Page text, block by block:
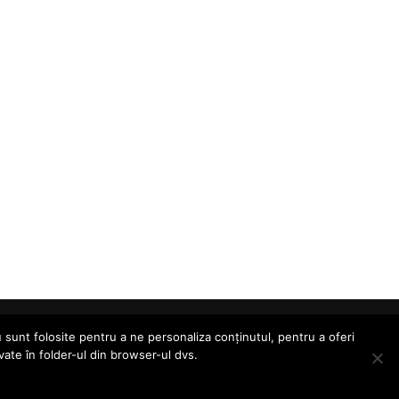
folosite pentru a ne personaliza conținutul, pentru a oferi
în folder-ul din browser-ul dvs.